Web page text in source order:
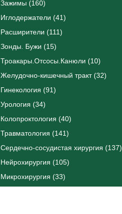
Зажимы (160)
Иглодержатели (41)
Расширители (111)
Зонды. Бужи (15)
Троакары.Отсосы.Канюли (10)
Желудочно-кишечный тракт (32)
Гинекология (91)
Урология (34)
Колопроктология (40)
Травматология (141)
Сердечно-сосудистая хирургия (137)
Нейрохирургия (105)
Микрохирургия (33)